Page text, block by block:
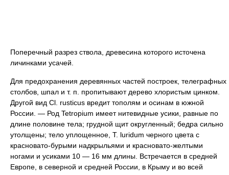
Поперечный разрез ствола, древесина которого источена
личинками усачей.
Для предохранения деревянных частей построек, телеграфных
столбов, шпал и т. п. пропитывают дерево хлористым цинком.
Другой вид Cl. rusticus вредит тополям и осинам в южной
России. — Род Tetropium имеет нитевидные усики, равные по
длине половине тела; грудной щит округленный; бедра сильно
утолщены; тело уплощенное, Т. luridum черного цвета с
красновато-бурыми надкрыльями и красновато-желтыми
ногами и усиками 10 — 16 мм длины. Встречается в средней
Европе, в северной и средней России, в Крыму и во всей